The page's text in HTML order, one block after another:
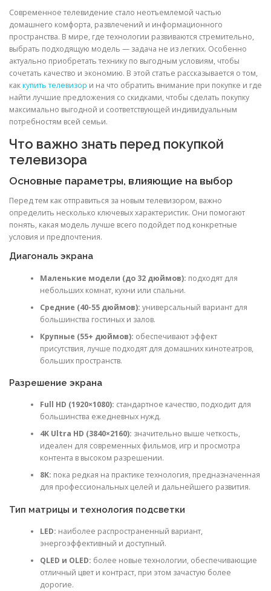
Современное телевидение стало неотъемлемой частью
домашнего комфорта, развлечений и информационного
пространства. В мире, где технологии развиваются стремительно,
выбрать подходящую модель — задача не из легких. Особенно
актуально приобретать технику по выгодным условиям, чтобы
сочетать качество и экономию. В этой статье рассказывается о том,
каккупить телевизор и на что обратить внимание при покупке и где
найти лучшие предложения со скидками, чтобы сделать покупку
максимально выгодной и соответствующей индивидуальным
потребностям всей семьи.
Что важно знать перед покупкой
телевизора
Основные параметры, влияющие на выбор
Перед тем как отправиться за новым телевизором, важно
определить несколько ключевых характеристик. Они помогают
понять, какая модель лучше всего подойдет под конкретные
условия и предпочтения.
Диагональ экрана
Маленькие модели (до 32 дюймов): подходят для
небольших комнат, кухни или спальни.
Средние (40-55 дюймов): универсальный вариант для
большинства гостиных и залов.
Крупные (55+ дюймов): обеспечивают эффект
присутствия, лучше подходят для домашних кинотеатров,
больших пространств.
Разрешение экрана
Full HD (1920×1080): стандартное качество, подходит для
большинства ежедневных нужд.
4K Ultra HD (3840×2160): значительно выше четкость,
идеален для современных фильмов, игр и просмотра
контента в высоком разрешении.
8K: пока редкая на практике технология, предназначенная
для профессиональных целей и дальнейшего развития.
Тип матрицы и технология подсветки
LED: наиболее распространенный вариант,
энергоэффективный и доступный.
QLED и OLED: более новые технологии, обеспечивающие
отличный цвет и контраст, при этом зачастую более
дорогие.